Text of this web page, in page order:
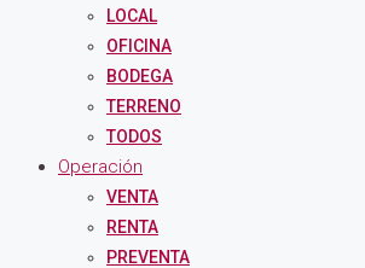
LOCAL
OFICINA
BODEGA
TERRENO
TODOS
Operación
VENTA
RENTA
PREVENTA